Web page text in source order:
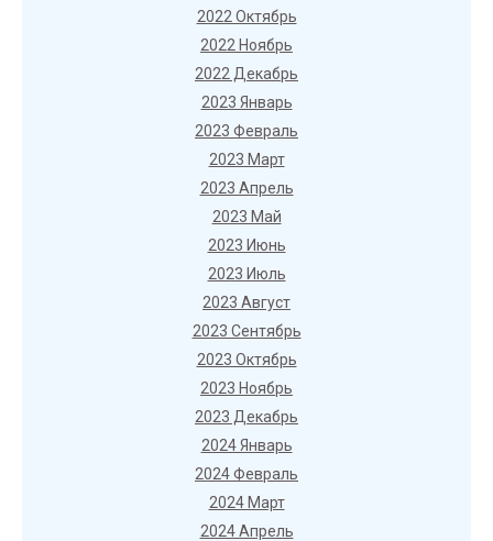
2022 Октябрь
2022 Ноябрь
2022 Декабрь
2023 Январь
2023 Февраль
2023 Март
2023 Апрель
2023 Май
2023 Июнь
2023 Июль
2023 Август
2023 Сентябрь
2023 Октябрь
2023 Ноябрь
2023 Декабрь
2024 Январь
2024 Февраль
2024 Март
2024 Апрель